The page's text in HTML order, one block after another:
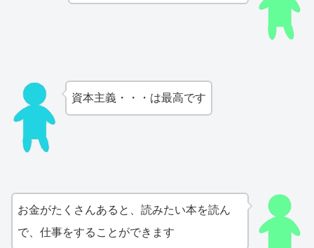
資本主義・・・は最高です
お金がたくさんあると、読みたい本を読ん
で、仕事をすることができます